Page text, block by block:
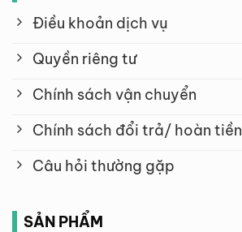
Điều khoản dịch vụ
Quyền riêng tư
Chính sách vận chuyển
Chính sách đổi trả/ hoàn tiền
Câu hỏi thường gặp
SẢN PHẨM